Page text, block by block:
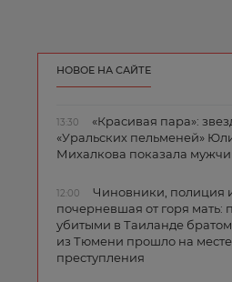
НОВОЕ НА САЙТЕ
13:30
«Красивая пара»:
«Уральских пельменей»
Михалкова показала
12:00
Чиновники, полиция
почерневшая от горя мать:
убитыми в Таиланде братом
из Тюмени прошло на месте
преступления